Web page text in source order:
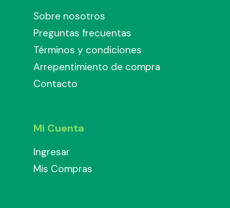
Sobre nosotros
Preguntas frecuentas
Términos y condiciones
Arrepentimiento de compra
Contacto
Mi Cuenta
Ingresar
Mis Compras